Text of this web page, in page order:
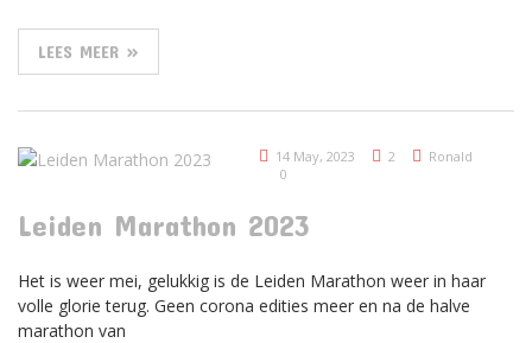
LEES MEER »
14 May, 2023 2
Ronald
0
Leiden Marathon 2023
Het is weer mei, gelukkig is de Leiden Marathon weer in haar
volle glorie terug. Geen corona edities meer en na de halve
marathon van